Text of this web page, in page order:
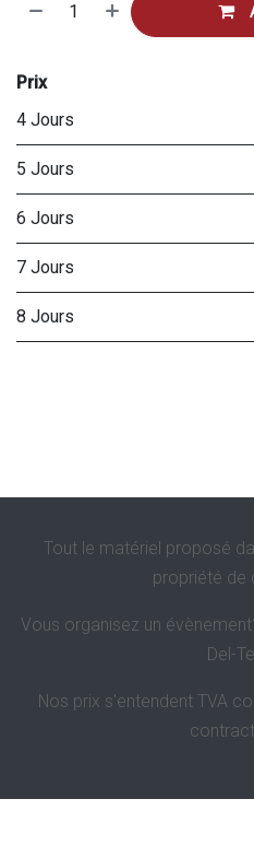
Prix
4 Jours
5 Jours
6 Jours
7 Jours
8 Jours
Tout le matériel proposé
propriété de
Vous organisez un
Del-
Nos prix s'entendent TVA